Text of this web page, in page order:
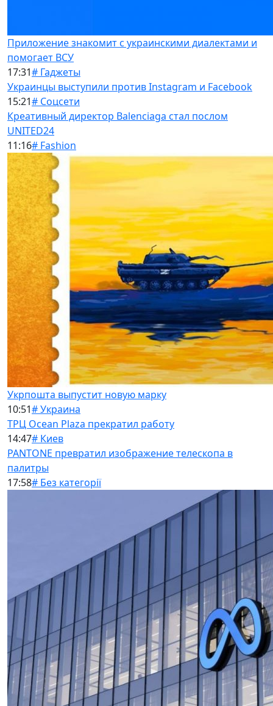
Приложение знакомит с украинскими диалектами и
помогает ВСУ
17:31# Гаджеты
Украинцы выступили против Instagram и Facebook
15:21# Соцсети
Креативный директор Balenciaga стал послом
UNITED24
11:16# Fashion
Укрпошта выпустит новую марку
10:51# Украина
ТРЦ Ocean Plaza прекратил работу
14:47# Киев
PANTONE превратил изображение телескопа в
палитры
17:58# Без категорії